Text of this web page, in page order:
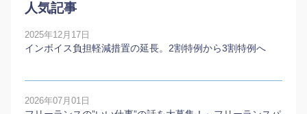
人気記事
2025年12月17日
インボイス負担軽減措置の延長。2割特例から3割特例へ
2026年07月01日